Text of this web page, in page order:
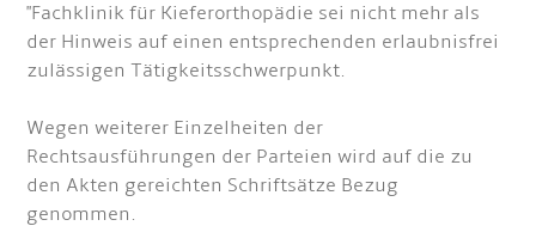
"Fachklinik für Kieferorthopädie sei nicht mehr als
der Hinweis auf einen entsprechenden erlaubnisfrei
zulässigen Tätigkeitsschwerpunkt.
Wegen weiterer Einzelheiten der
Rechtsausführungen der Parteien wird auf die zu
den Akten gereichten Schriftsätze Bezug
genommen.